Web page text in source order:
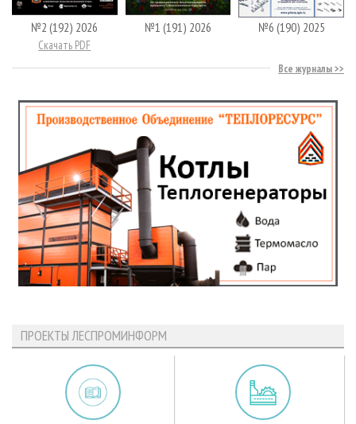
№2 (192) 2026
Скачать PDF
№1 (191) 2026 №6 (190) 2025
Все журналы
ПРОЕКТЫ ЛЕСПРОМИНФОРМ